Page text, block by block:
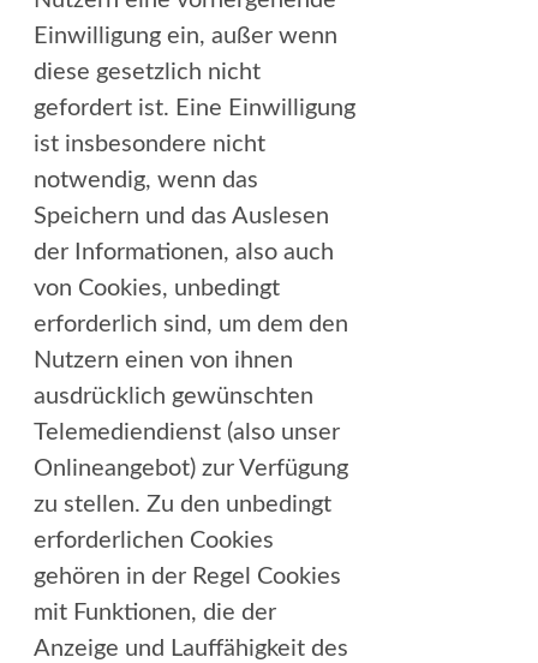
Einwilligung ein, außer wenn
diese gesetzlich nicht
gefordert ist. Eine Einwilligung
ist insbesondere nicht
notwendig, wenn das
Speichern und das Auslesen
der Informationen, also auch
von Cookies, unbedingt
erforderlich sind, um dem den
Nutzern einen von ihnen
ausdrücklich gewünschten
Telemediendienst (also unser
Onlineangebot) zur Verfügung
zu stellen. Zu den unbedingt
erforderlichen Cookies
gehören in der Regel Cookies
mit Funktionen, die der
Anzeige und Lauffähigkeit des